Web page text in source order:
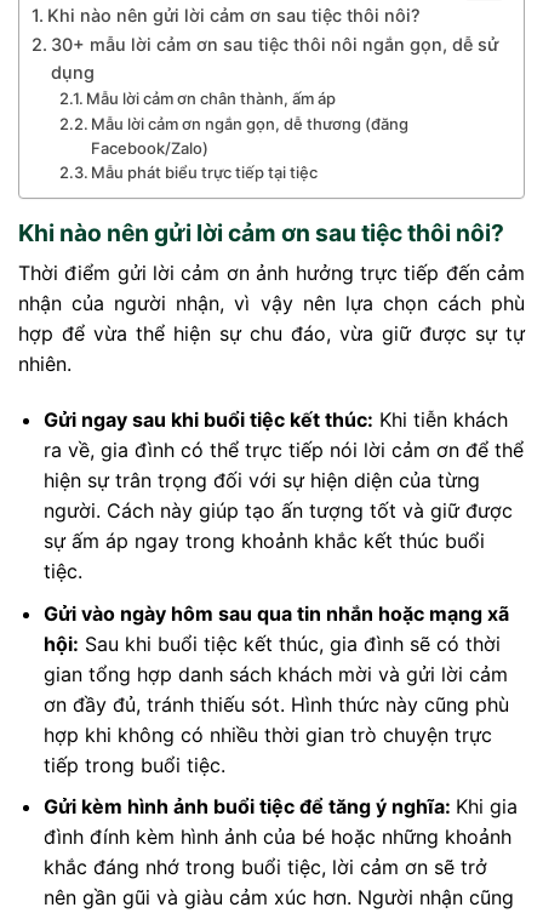
Khi nào nên gửi lời cảm ơn sau tiệc thôi nôi?
30+ mẫu lời cảm ơn sau tiệc thôi nôi ngắn gọn, dễ sử
dụng
Mẫu lời cảm ơn chân thành, ấm áp
Mẫu lời cảm ơn ngắn gọn, dễ thương (đăng
Facebook/Zalo)
Mẫu phát biểu trực tiếp tại tiệc
Khi nào nên gửi lời cảm ơn sau tiệc thôi nôi?
Thời điểm gửi lời cảm ơn ảnh hưởng trực tiếp đến cảm
nhận của người nhận, vì vậy nên lựa chọn cách phù
hợp để vừa thể hiện sự chu đáo, vừa giữ được sự tự
nhiên.
Gửi ngay sau khi buổi tiệc kết thúc: Khi tiễn khách
ra về, gia đình có thể trực tiếp nói lời cảm ơn để thể
hiện sự trân trọng đối với sự hiện diện của từng
người. Cách này giúp tạo ấn tượng tốt và giữ được
sự ấm áp ngay trong khoảnh khắc kết thúc buổi
tiệc.
Gửi vào ngày hôm sau qua tin nhắn hoặc mạng xã
hội: Sau khi buổi tiệc kết thúc, gia đình sẽ có thời
gian tổng hợp danh sách khách mời và gửi lời cảm
ơn đầy đủ, tránh thiếu sót. Hình thức này cũng phù
hợp khi không có nhiều thời gian trò chuyện trực
tiếp trong buổi tiệc.
Gửi kèm hình ảnh buổi tiệc để tăng ý nghĩa: Khi gia
đình đính kèm hình ảnh của bé hoặc những khoảnh
khắc đáng nhớ trong buổi tiệc, lời cảm ơn sẽ trở
nên gần gũi và giàu cảm xúc hơn. Người nhận cũng